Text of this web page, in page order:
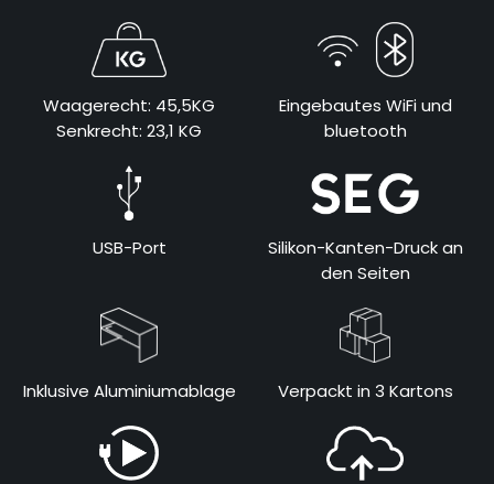
Waagerecht: 45,5KG
Senkrecht: 23,1 KG
Eingebautes WiFi und
bluetooth
USB-Port
Silikon-Kanten-Druck an
den Seiten
Inklusive Aluminiumablage Verpackt in 3 Kartons